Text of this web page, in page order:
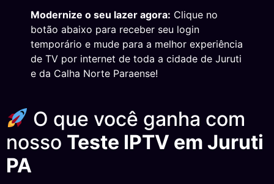
Modernize o seu lazer agora: Clique no
botão abaixo para receber seu login
temporário e mude para a melhor experiência
de TV por internet de toda a cidade de Juruti
e da Calha Norte Paraense!
O que você ganha com
nosso Teste IPTV em Juruti
PA